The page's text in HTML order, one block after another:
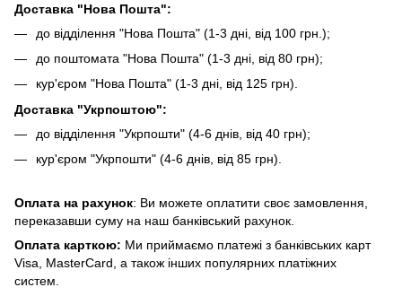
Доставка "Нова Пошта":
до відділення "Нова Пошта" (1-3 дні, від 100 грн.);
до поштомата "Нова Пошта" (1-3 дні, від 80 грн);
кур'єром "Нова Пошта" (1-3 дні, від 125 грн).
Доставка "Укрпоштою":
до відділення "Укрпошти" (4-6 днів, від 40 грн);
кур'єром "Укрпошти" (4-6 днів, від 85 грн).
Оплата на рахунок: Ви можете оплатити своє замовлення,
переказавши суму на наш банківський рахунок.
Оплата карткою: Ми приймаємо платежі з банківських карт
Visa, MasterCard, а також інших популярних платіжних
систем.